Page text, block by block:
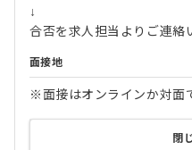
↓
合否を求人担当よりご連絡
面接地
※面接はオンラインか対面
閉